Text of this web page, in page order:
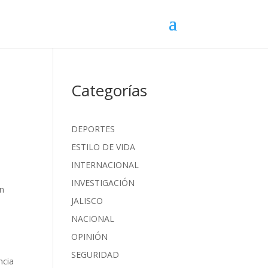
Categorías
DEPORTES
ESTILO DE VIDA
INTERNACIONAL
INVESTIGACIÓN
JALISCO
NACIONAL
OPINIÓN
SEGURIDAD